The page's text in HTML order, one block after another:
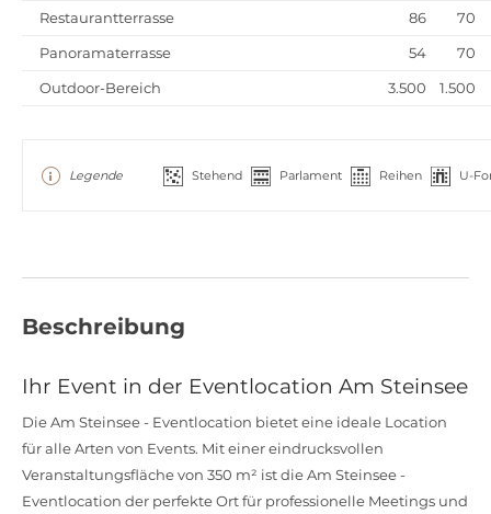
Restaurantterrasse
86
70
Panoramaterrasse
54
70
Outdoor-Bereich
3.500 1.500
Legende Stehend Parlament Reihen U-
Beschreibung
Ihr Event in der Eventlocation Am Steinsee
Die Am Steinsee - Eventlocation bietet eine ideale Location
für alle Arten von Events. Mit einer eindrucksvollen
Veranstaltungsfläche von 350 m² ist die Am Steinsee -
Eventlocation der perfekte Ort für professionelle Meetings und